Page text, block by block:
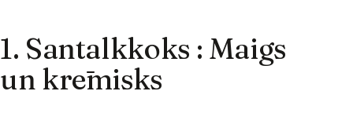
1. Santalkkoks : Maigs
un krēmisks